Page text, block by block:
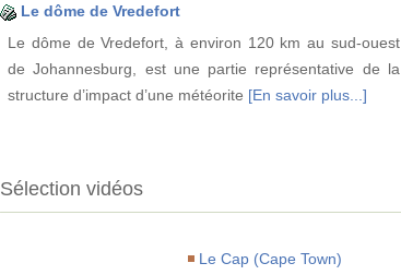
Le dôme de Vredefort
Le dôme de Vredefort, à environ 120 km au sud-ouest
de Johannesburg, est une partie représentative de la
structure d’impact d’une météorite [En savoir plus...]
Sélection vidéos
Le Cap (Cape Town)